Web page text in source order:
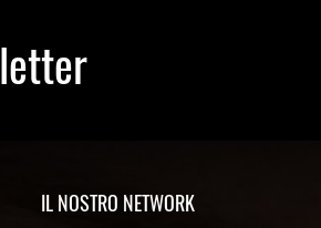
IL NOSTRO NETWORK